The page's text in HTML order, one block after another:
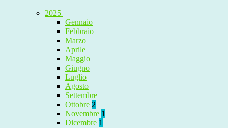
2025
Gennaio
Febbraio
Marzo
Aprile
Maggio
Giugno
Luglio
Agosto
Settembre
Ottobre 2
Novembre 1
Dicembre 1